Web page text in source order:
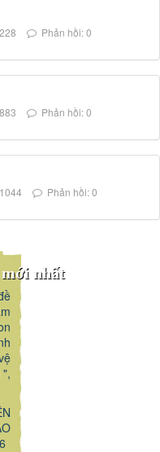
Phản hồi: 0
Phản hồi: 0
Phản hồi: 0
nhất